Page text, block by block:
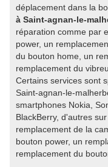
déplacement dans la
à Saint-agnan-le-
réparation comme par
power, un
du bouton home, un
remplacement du
Certains services sont
Saint-agnan-le-
smartphones Nokia,
BlackBerry, d'autres
remplacement de la
bouton power, un
remplacement du